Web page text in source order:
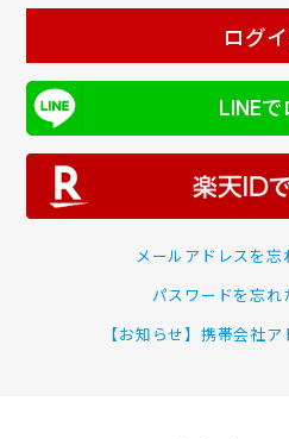
ログ
LINE
メールアドレスを忘
パスワードを忘れ
【お知らせ】携帯会社